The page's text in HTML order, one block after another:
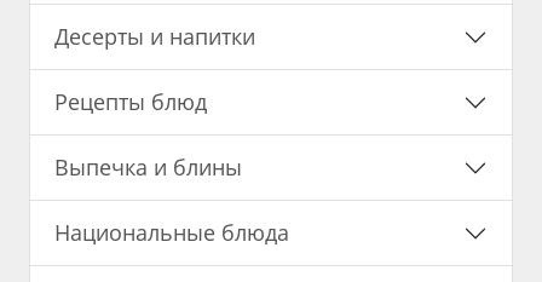
Десерты и напитки
Рецепты блюд
Выпечка и блины
Национальные блюда